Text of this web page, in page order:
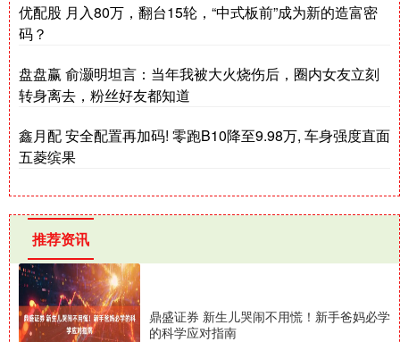
优配股 月入80万，翻台15轮，“中式板前”成为新的造富密
码？
盘盘赢 俞灏明坦言：当年我被大火烧伤后，圈内女友立刻
转身离去，粉丝好友都知道
鑫月配 安全配置再加码! 零跑B10降至9.98万, 车身强度直面
五菱缤果
推荐资讯
鼎盛证券 新生儿哭闹不用慌！新手爸妈必学
的科学应对指南